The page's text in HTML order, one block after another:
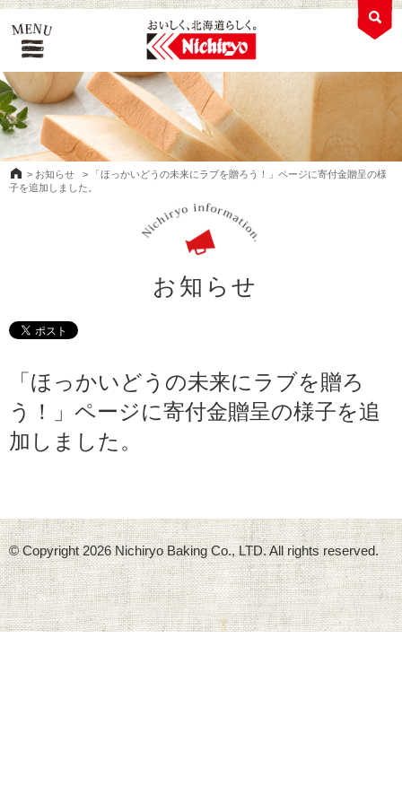
> お知らせ >
「ほっかいどうの未来にラブを贈ろう！」ページに寄付金贈呈の様
子を追加しました。
お知らせ
「ほっかいどうの未来にラブを贈ろ
う！」ページに寄付金贈呈の様子を追
加しました。
© Copyright2026 Nichiryo Baking Co., LTD. All rights reserved.